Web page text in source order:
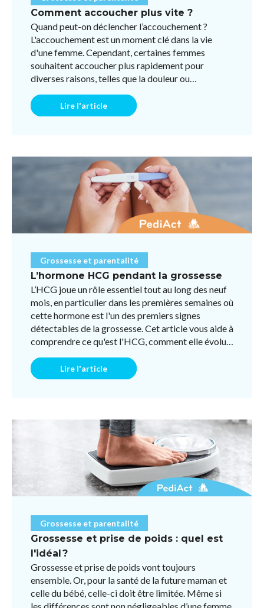
Comment accoucher plus vite ?
Quand peut-on déclencher l’accouchement ?
L'accouchement est un moment clé dans la vie
d'une femme. Cependant, certaines femmes
souhaitent accoucher plus rapidement pour
diverses raisons, telles que la douleur ou
Lire l'article
Grossesse et parentalité
L’hormone HCG pendant la grossesse
L’HCG joue un rôle essentiel tout au long des neuf
mois, en particulier dans les premières semaines où
cette hormone est l'un des premiers signes
détectables de la grossesse. Cet article vous aide à
comprendre ce qu'est l'HCG, comment elle évolue
Lire l'article
Grossesse et parentalité
Grossesse et prise de poids : quel est
l'idéal ?
Grossesse et prise de poids vont toujours
ensemble. Or, pour la santé de la future maman et
celle du bébé, celle-ci doit être limitée. Même si